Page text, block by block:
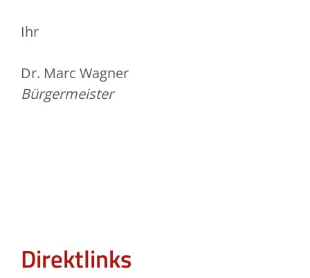
Ihr
Dr. Marc Wagner
Bürgermeister
Direktlinks